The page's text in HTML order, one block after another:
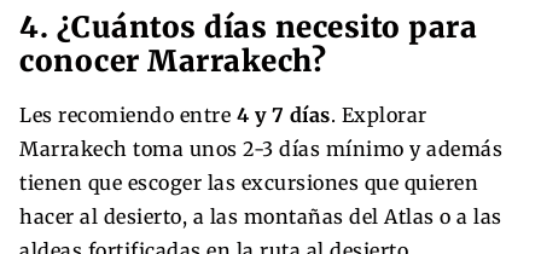
4. ¿Cuántos días necesito para
conocer Marrakech?
Les recomiendo entre 4 y 7 días. Explorar
Marrakech toma unos 2-3 días mínimo y además
tienen que escoger las excursiones que quieren
hacer al desierto, a las montañas del Atlas o a las